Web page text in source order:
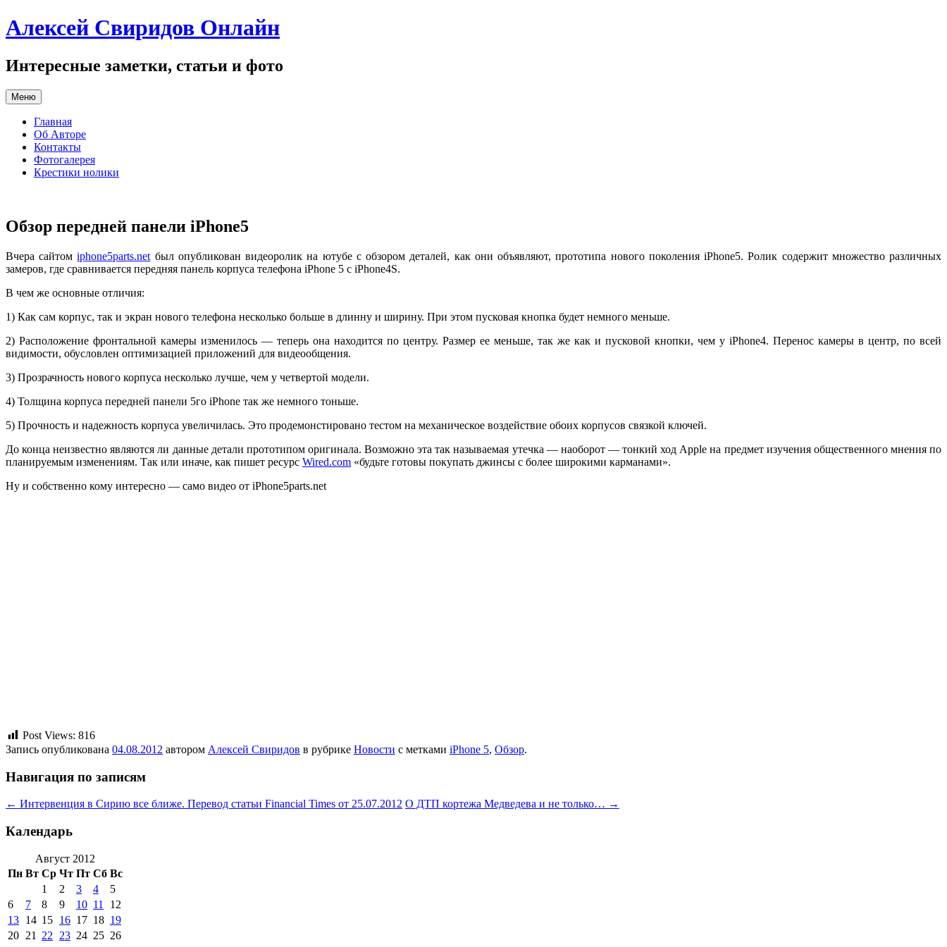
Перейти
к
Алексей Свиридов Онлайн
Интересные заметки, статьи и фото
Меню
Главная
Об Авторе
Контакты
Фотогалерея
Крестики нолики
Обзор передней панели iPhone5
Вчера сайтомiphone5parts.net был опубликован видеоролик на ютубе с обзором деталей, как они объявляют, прототипа нового поколения iPhone5. Ролик содержит множество различных
замеров, где сравнивается передняя панель корпуса телефона iPhone 5 с iPhone4S.
В чем же основные отличия:
1) Как сам корпус, так и экран нового телефона несколько больше в длинну и ширину. При этом пусковая кнопка будет немного меньше.
2) Расположение фронтальной камеры изменилось — теперь она находится по центру. Размер ее меньше, так же как и пусковой кнопки, чем у iPhone4. Перенос камеры в центр, по всей
видимости, обусловлен оптимизацией приложений для видеообщения.
3) Прозрачность нового корпуса несколько лучше, чем у четвертой модели.
4) Толщина корпуса передней панели 5го iPhone так же немного тоньше.
5) Прочность и надежность корпуса увеличилась. Это продемонстировано тестом на механическое воздействие обоих корпусов связкой ключей.
До конца неизвестно являются ли данные детали прототипом оригинала. Возможно эта так называемая утечка — наоборот — тонкий ход Apple на предмет изучения общественного мнения по
планируемым изменениям. Так или иначе, как пишет ресурс Wired.com «будьте готовы покупать джинсы с более широкими карманами».
Ну и собственно кому интересно — само видео от iPhone5parts.net
Post Views: 816
Запись опубликована 04.08.2012 автором Алексей Свиридов в рубрике Новости с метками iPhone 5, Обзор.
Навигация по записям
← Интервенция в Сирию все ближе. Перевод статьи Financial Times от 25.07.2012 О ДТП кортежа Медведева и не только… →
Календарь
Август 2012
Пн Вт Ср Чт Пт Сб Вс
1
2 3 4
5
6
7 8 9 10 11
12
13 14 15 16 17 18 19
20 21 22 23 24 25 26